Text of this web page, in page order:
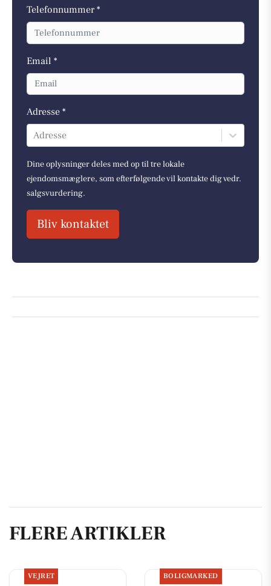
Telefonnummer *
Email *
Adresse *
Adresse
Dine oplysninger deles med op til tre lokale
ejendomsmæglere, som efterfølgende vil kontakte dig vedr.
salgsvurdering.
Bliv kontaktet
FLERE ARTIKLER
VEJRET BOLIGMARKED